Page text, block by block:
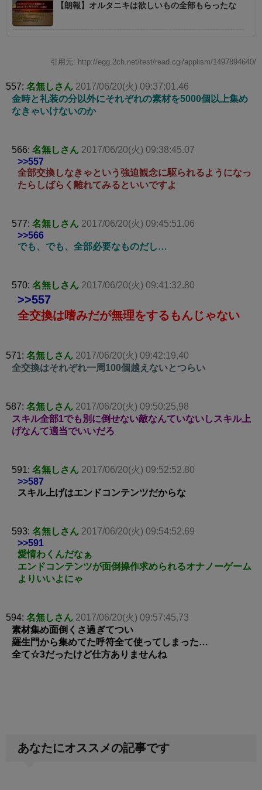
【朗報】オルタニキは欲しいもの全部もらったな
引用元: http://egg.2ch.net/test/read.cgi/applism/1497894640/
557: 名無しさん 2017/06/20(火) 09:37:01.46
金時と礼装の分以外にそれぞれの素材を5000個以上集め
なきゃいけないのか
566: 名無しさん 2017/06/20(火) 09:38:45.07
>>557
全部交換しなきゃという強迫観念に駆られるようになっ
たらしばらく離れてみるといいですよ
577: 名無しさん 2017/06/20(火) 09:45:51.06
>>566
でも、でも、全部必要なものだし…
570: 名無しさん 2017/06/20(火) 09:41:32.80
>>557
全交換は嗜みだが無理をするもんじゃない
571: 名無しさん 2017/06/20(火) 09:42:19.40
全交換はそれぞれ一周100個越えないとつらい
587: 名無しさん 2017/06/20(火) 09:50:25.98
スキル全部1でも別に倒せない敵なんていないしスキル上
げなんて適当でいいだろ
591: 名無しさん 2017/06/20(火) 09:52:52.80
>>587
スキル上げはエンドコンテンツだからな
593: 名無しさん 2017/06/20(火) 09:54:52.69
>>591
愛情わくんだなぁ
エンドコンテンツが面倒操作求められるオナノーゲーム
よりいいよにゃ
594: 名無しさん 2017/06/20(火) 09:57:45.73
素材集め面倒くさ過ぎてつい
羅生門から集めてた呼符全て使ってしまった…
全て☆3だったけど仕方ありませんね
あなたにオススメの記事です